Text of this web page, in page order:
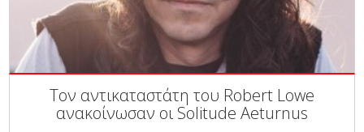
Τον αντικαταστάτη του Robert Lowe
ανακοίνωσαν οι Solitude Aeturnus